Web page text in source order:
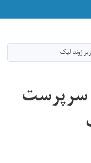
ژوند لیک
سرپرست